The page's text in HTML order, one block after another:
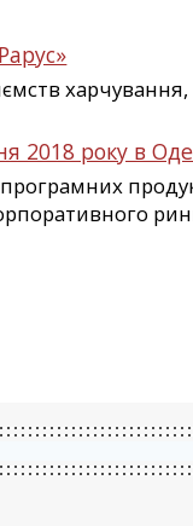
харчування,
2018 року в